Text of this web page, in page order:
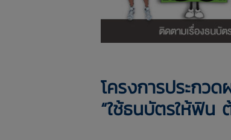
โครงการประกว
“ใช้ธนบัตรให้ฟิน